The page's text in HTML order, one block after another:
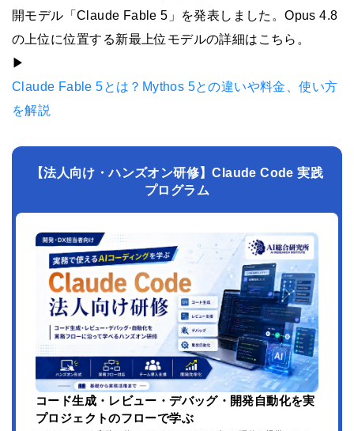
開モデル「Claude Fable 5」を発表しました。Opus 4.8
の上位に位置する新最上位モデルの詳細はこちら。
▶︎
Claude Fable 5とは？Mythos 5との違いや料金、使い方
を解説
【法人向け・ハンズオン研修】Claude Code 実践
プログラム
コード生成・レビュー・デバッグ・開発自動化を実
プロジェクトのフローで学ぶ